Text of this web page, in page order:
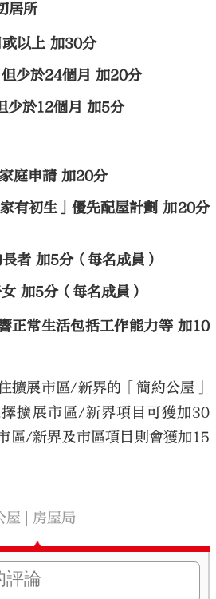
居所
以上 加30分
少於24個月 加20分
少於12個月 加5分
庭申請 加20分
有初生」優先配屋計劃 加20分
者 加5分（每名成員）
加5分（每名成員）
正常生活包括工作能力等 加10
擴展市區/新界的「簡約公屋」
擴展市區/新界項目可獲加30
區/新界及市區項目則會獲加15
屋 房屋局